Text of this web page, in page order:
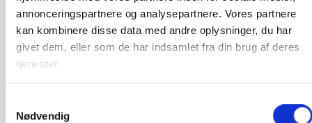
annonceringspartnere og analysepartnere. Vores partnere
kan kombinere disse data med andre oplysninger, du har
givet dem, eller som de har indsamlet fra din brug af deres
tjenester.
Nødvendig
så har du en sjov idé, som du gerne vil have gjort til
virkelighed, er du kommet til det rette sted. Der er ikke
meget, som ikke er muligt, og det er kun fantasien, der
sætter grænser.
Har du ikke idéen 100 % på plads, står vi også klar til at
hjælpe der. Vi har mange års erfaring med produktion af
disse produkter og kan derfor yde den bedste rådgivning i